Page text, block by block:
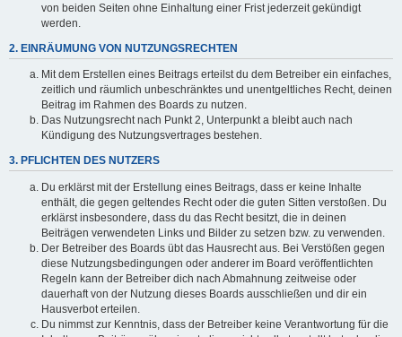
von beiden Seiten ohne Einhaltung einer Frist jederzeit gekündigt
werden.
2. EINRÄUMUNG VON NUTZUNGSRECHTEN
Mit dem Erstellen eines Beitrags erteilst du dem Betreiber ein einfaches,
zeitlich und räumlich unbeschränktes und unentgeltliches Recht, deinen
Beitrag im Rahmen des Boards zu nutzen.
Das Nutzungsrecht nach Punkt 2, Unterpunkt a bleibt auch nach
Kündigung des Nutzungsvertrages bestehen.
3. PFLICHTEN DES NUTZERS
Du erklärst mit der Erstellung eines Beitrags, dass er keine Inhalte
enthält, die gegen geltendes Recht oder die guten Sitten verstoßen. Du
erklärst insbesondere, dass du das Recht besitzt, die in deinen
Beiträgen verwendeten Links und Bilder zu setzen bzw. zu verwenden.
Der Betreiber des Boards übt das Hausrecht aus. Bei Verstößen gegen
diese Nutzungsbedingungen oder anderer im Board veröffentlichten
Regeln kann der Betreiber dich nach Abmahnung zeitweise oder
dauerhaft von der Nutzung dieses Boards ausschließen und dir ein
Hausverbot erteilen.
Du nimmst zur Kenntnis, dass der Betreiber keine Verantwortung für die